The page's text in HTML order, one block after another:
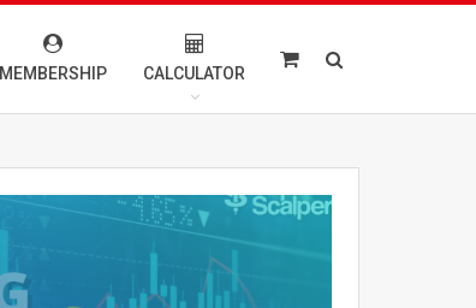
MEMBERSHIP CALCULATOR